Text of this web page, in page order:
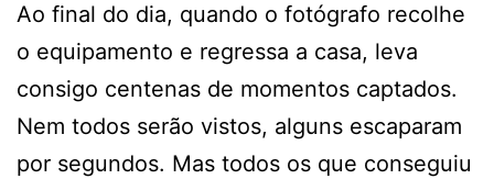
Ao final do dia, quando o fotógrafo recolhe
o equipamento e regressa a casa, leva
consigo centenas de momentos captados.
Nem todos serão vistos, alguns escaparam
por segundos. Mas todos os que conseguiu